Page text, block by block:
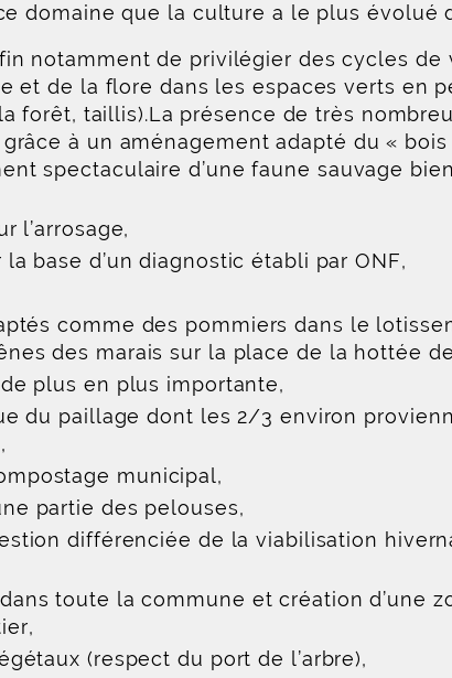
domaine que la culture a le plus évolué
notamment de privilégier des cycles de
et de la flore dans les espaces verts en
forêt, taillis).La présence de très
à un aménagement adapté du «
spectaculaire d’une faune sauvage
l’arrosage,
base d’un diagnostic établi par ONF,
comme des pommiers dans le
des marais sur la place de la hottée
plus en plus importante,
du paillage dont les 2/3 environ
municipal,
partie des pelouses,
différenciée de la viabilisation
toute la commune et création d’une
(respect du port de l’arbre),